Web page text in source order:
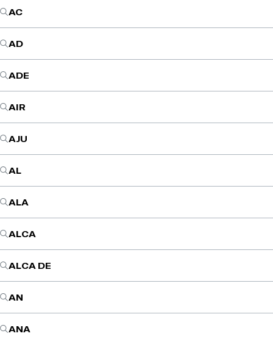
AC
AD
ADE
AIR
AJU
AL
ALA
ALCA
ALCA DE
AN
ANA